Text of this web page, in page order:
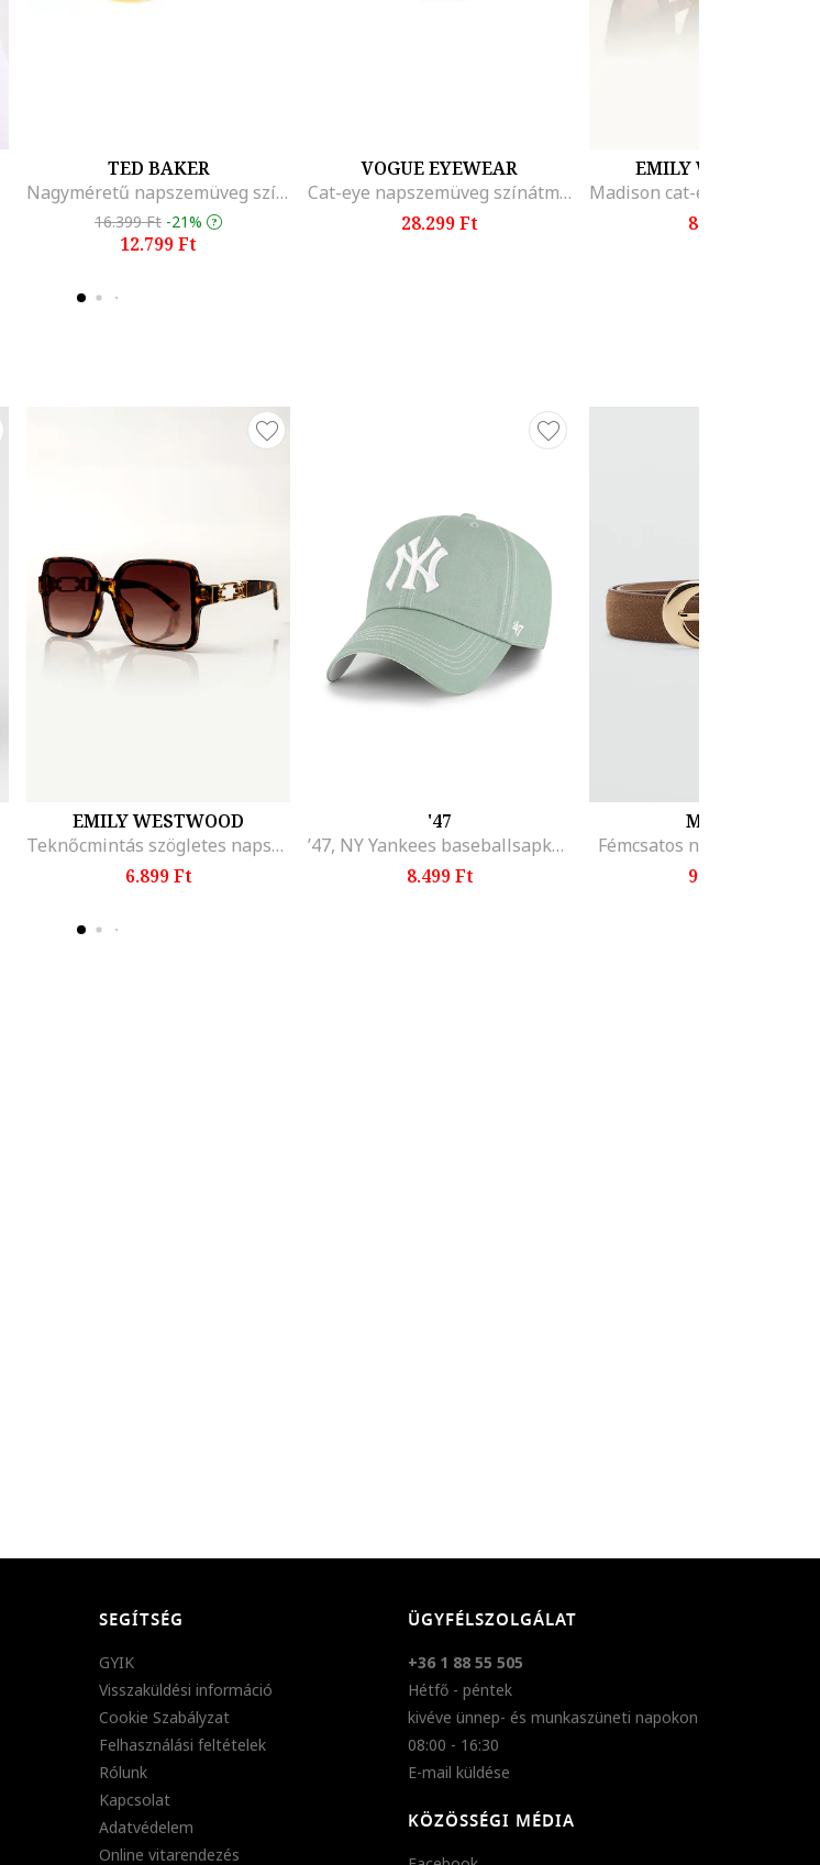
TED BAKER
Nagyméretű napszemüveg színátmenetes lencsékkel, Fahéjbarna
16.399 Ft -21%
12.799 Ft
VOGUE EYEWEAR
Cat-eye napszemüveg színátmenetes lencsékkel
28.299 Ft
EMILY WESTWOOD
8.999 Ft
EMILY WESTWOOD
Teknőcmintás szögletes napszemüveg, Sötétbarna
6.899 Ft
'47
’47, NY Yankees baseballsapka kontrasztos részletekkel, Fehér/Halványzöld
8.499 Ft
MANGO
Fémcsatos nyersbőr öv,
9.595 Ft
SEGÍTSÉG
GYIK
Visszaküldési információ
Cookie Szabályzat
Felhasználási feltételek
Rólunk
Kapcsolat
Adatvédelem
Online vitarendezés
ÜGYFÉLSZOLGÁLAT
+36 1 88 55 505
Hétfő - péntek
kivéve ünnep- és munkaszüneti napokon
08:00 - 16:30
E-mail küldése
KÖZÖSSÉGI MÉDIA